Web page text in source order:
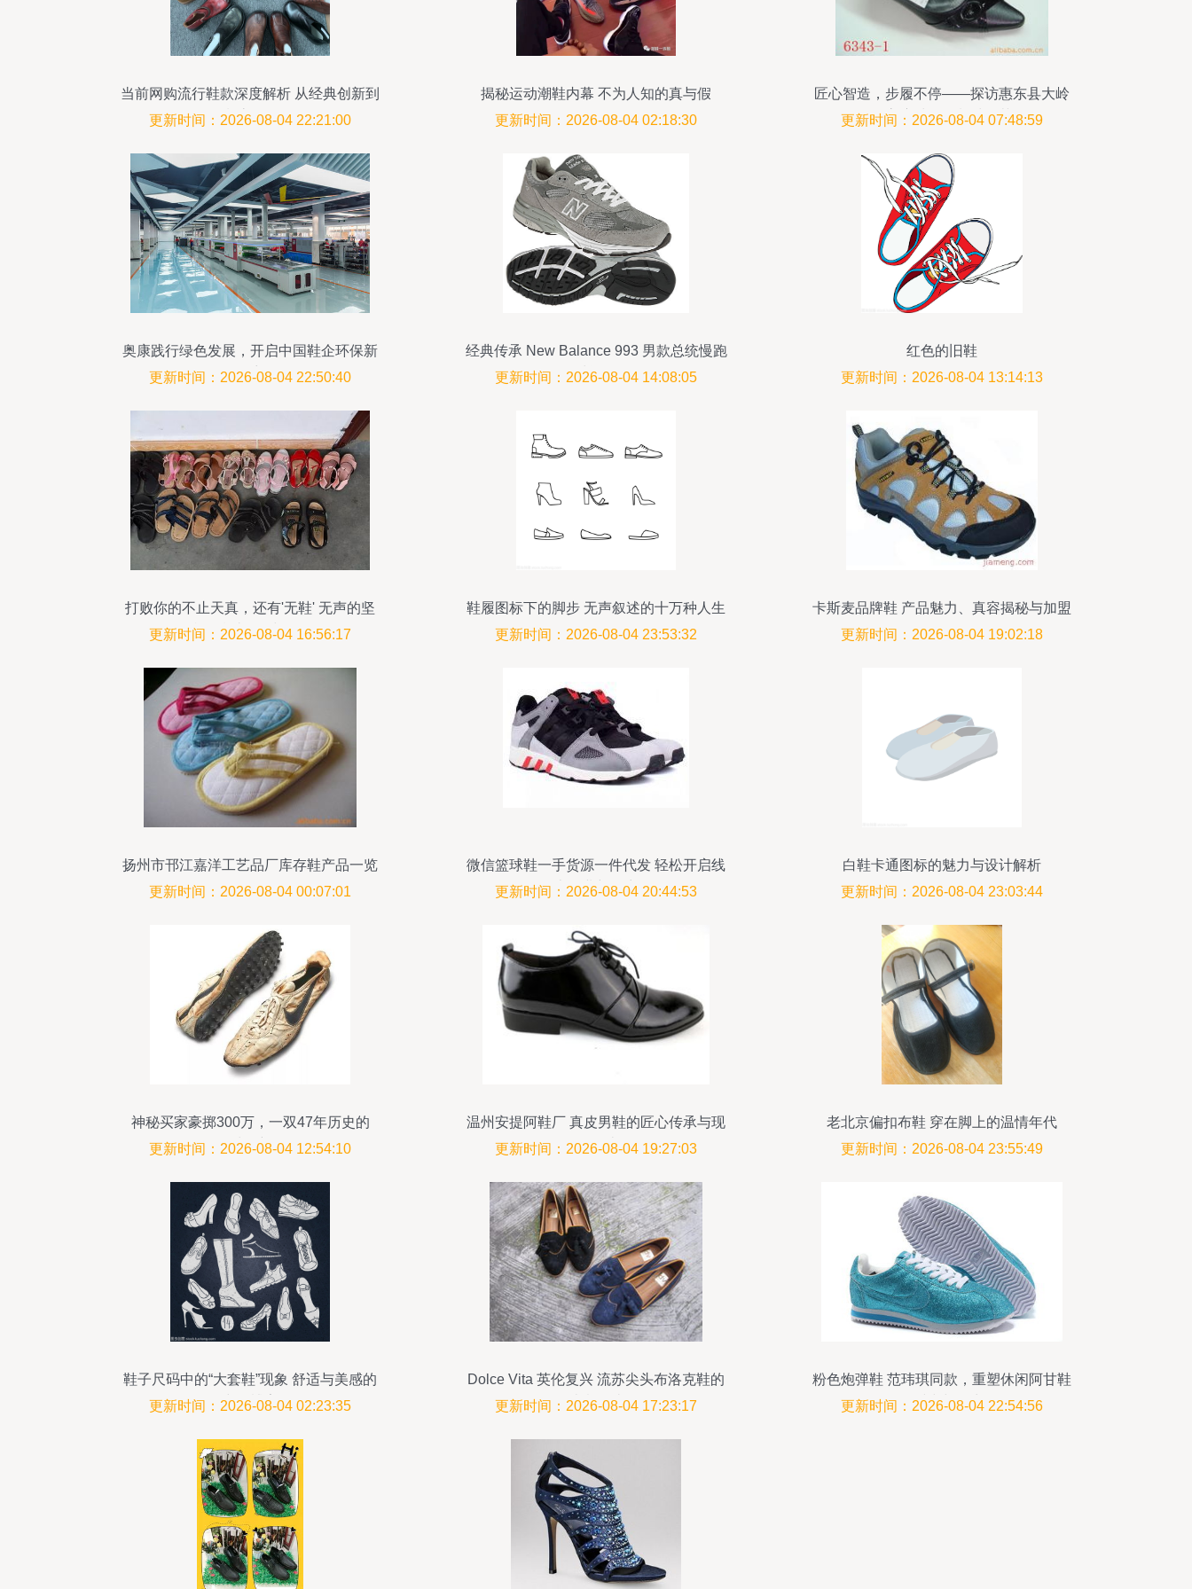
当前网购流行鞋款深度解析 从经典创新到
潮流风向
更新时间：2026-08-04 22:21:00
揭秘运动潮鞋内幕 不为人知的真与假
更新时间：2026-08-04 02:18:30
匠心智造，步履不停——探访惠东县大岭
镇高度鞋厂的制鞋工艺
更新时间：2026-08-04 07:48:59
奥康践行绿色发展，开启中国鞋企环保新
篇章
更新时间：2026-08-04 22:50:40
经典传承 New Balance 993 男款总统慢跑
鞋评测
更新时间：2026-08-04 14:08:05
红色的旧鞋
更新时间：2026-08-04 13:14:13
打败你的不止天真，还有'无鞋' 无声的坚
持，胜过万语与锦履
更新时间：2026-08-04 16:56:17
鞋履图标下的脚步 无声叙述的十万种人生
更新时间：2026-08-04 23:53:32
卡斯麦品牌鞋 产品魅力、真容揭秘与加盟
前景全解析
更新时间：2026-08-04 19:02:18
扬州市邗江嘉洋工艺品厂库存鞋产品一览
更新时间：2026-08-04 00:07:01
微信篮球鞋一手货源一件代发 轻松开启线
上创业新篇章
更新时间：2026-08-04 20:44:53
白鞋卡通图标的魅力与设计解析
更新时间：2026-08-04 23:03:44
神秘买家豪掷300万，一双47年历史的
Nike鞋刷新纪录
更新时间：2026-08-04 12:54:10
温州安提阿鞋厂 真皮男鞋的匠心传承与现
代设计
更新时间：2026-08-04 19:27:03
老北京偏扣布鞋 穿在脚上的温情年代
更新时间：2026-08-04 23:55:49
鞋子尺码中的“大套鞋”现象 舒适与美感的
中国博弈
更新时间：2026-08-04 02:23:35
Dolce Vita 英伦复兴 流苏尖头布洛克鞋的
诗意解读
更新时间：2026-08-04 17:23:17
粉色炮弹鞋 范玮琪同款，重塑休闲阿甘鞋
的时尚与活力
更新时间：2026-08-04 22:54:56